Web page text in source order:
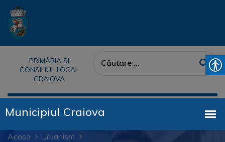
PRIMĂRIA SI
CONSILIUL LOCAL
CRAIOVA
Acasa
Urbanism